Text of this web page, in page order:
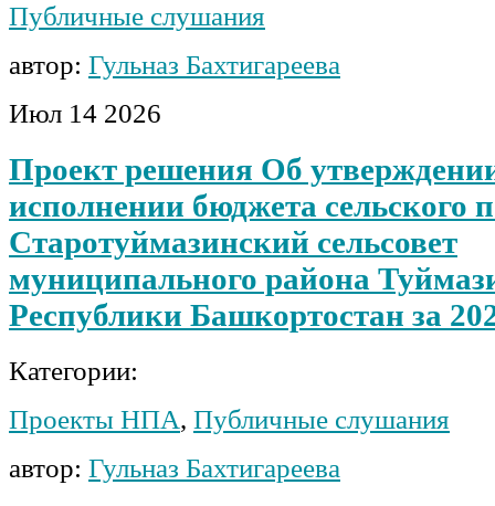
Публичные слушания
автор: Гульназ Бахтигареева
Июл 14 2026
Проект решения Об
исполнении бюджета сельского
Старотуймазинский сельсовет
муниципального района
Республики Башкортостан за
Категории:
Проекты НПА, Публичные слушания
автор: Гульназ Бахтигареева